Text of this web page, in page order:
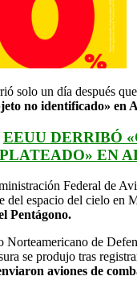
solo un día después
no identificado» en
EEUU DERRIBÓ
EN
Federal de
del espacio del cielo en
Pentágono.
Norteamericano de
se produjo tras
aviones de